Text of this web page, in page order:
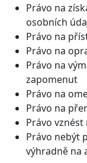
Právo na
osobních
Právo na
Právo na
Právo na
zapomenut
Právo na
Právo na
Právo
Právo nebýt
výhradně na